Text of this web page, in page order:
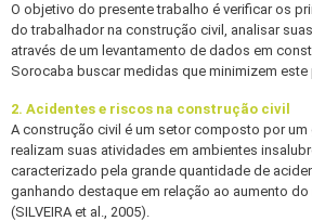
O objetivo do presente trabalho é verificar os
do trabalhador na construção civil, analisar
através de um levantamento de dados em
Sorocaba buscar medidas que minimizem este
2. Acidentes e riscos na construção civil
A construção civil é um setor composto por
realizam suas atividades em ambientes
caracterizado pela grande quantidade de
ganhando destaque em relação ao aumento
(SILVEIRA et al., 2005).